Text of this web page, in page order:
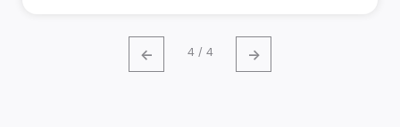
← 4 / 4 →